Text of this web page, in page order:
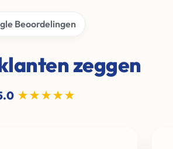
Beoordelingen
zeggen
★★★★★